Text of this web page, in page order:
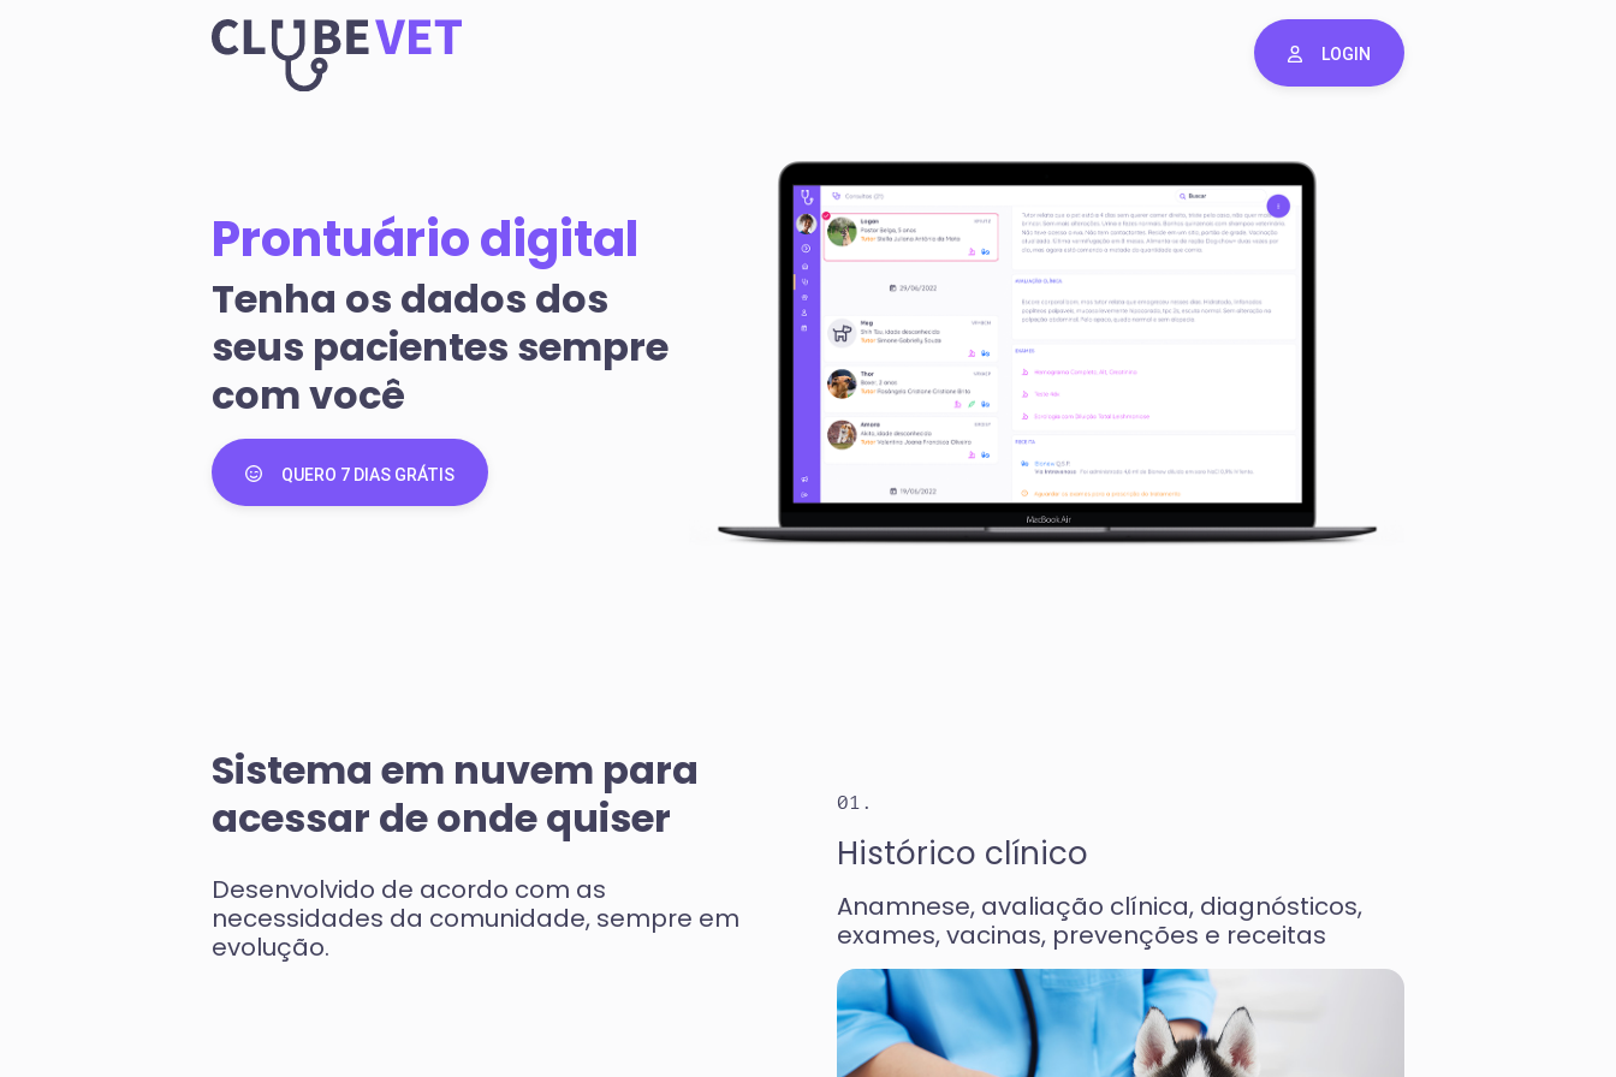
LOGIN
Prontuário digital
Tenha os dados dos
seus pacientes sempre
com você
QUERO 7 DIAS GRÁTIS
Sistema em nuvem para
acessar de onde quiser
Desenvolvido de acordo com as
necessidades da comunidade, sempre em
evolução.
01.
Histórico clínico
Anamnese, avaliação clínica, diagnósticos,
exames, vacinas, prevenções e receitas